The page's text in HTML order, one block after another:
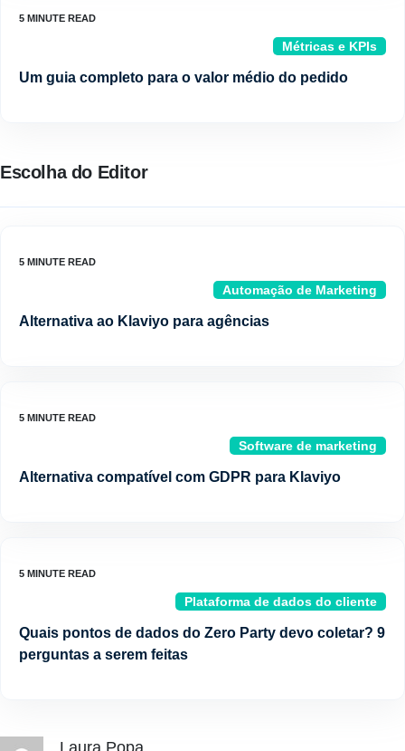
Métricas e KPIs
Um guia completo para o valor médio do pedido
Escolha do Editor
Automação de Marketing
Alternativa ao Klaviyo para agências
Software de marketing
Alternativa compatível com GDPR para Klaviyo
Plataforma de dados do cliente
Quais pontos de dados do Zero Party devo coletar? 9
perguntas a serem feitas
Laura Popa